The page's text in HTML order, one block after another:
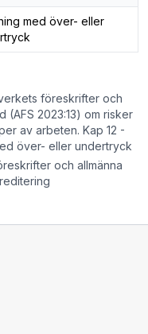
med över- eller
föreskrifter och
(AFS 2023:13) om risker
av arbeten. Kap 12 -
över- eller undertryck
och allmänna